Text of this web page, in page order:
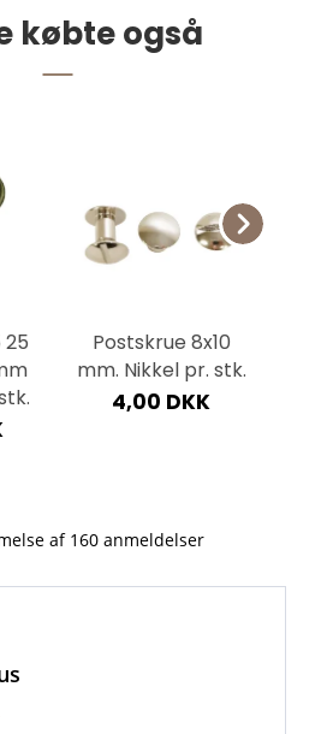
Små 1,4-1,6 mm pr.
ca. 1 mm pr. stk.
DKK
købte også
25
Postskrue 8x10
mm. Nikkel pr. stk.
4,00 DKK